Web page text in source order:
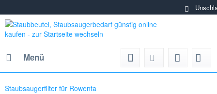
Unschlagbare
Menü
Staubsaugerfilter für Rowenta